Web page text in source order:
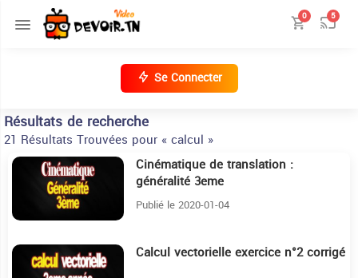
0 5
Se Connecter
Résultats de recherche
21 Résultats Trouvées pour « calcul »
Cinématique de translation :
généralité 3eme
Publié le 2020-01-04
11:43 Calcul vectorielle exercice n°2 corrigé